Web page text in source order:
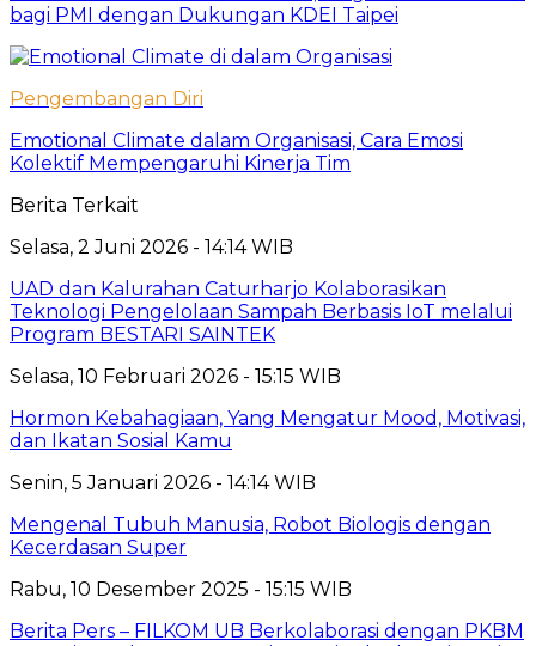
bagi PMI dengan Dukungan KDEI Taipei
Pengembangan Diri
Emotional Climate dalam Organisasi, Cara Emosi
Kolektif Mempengaruhi Kinerja Tim
Berita Terkait
Selasa, 2 Juni 2026 - 14:14 WIB
UAD dan Kalurahan Caturharjo Kolaborasikan
Teknologi Pengelolaan Sampah Berbasis IoT melalui
Program BESTARI SAINTEK
Selasa, 10 Februari 2026 - 15:15 WIB
Hormon Kebahagiaan, Yang Mengatur Mood, Motivasi,
dan Ikatan Sosial Kamu
Senin, 5 Januari 2026 - 14:14 WIB
Mengenal Tubuh Manusia, Robot Biologis dengan
Kecerdasan Super
Rabu, 10 Desember 2025 - 15:15 WIB
Berita Pers – FILKOM UB Berkolaborasi dengan PKBM